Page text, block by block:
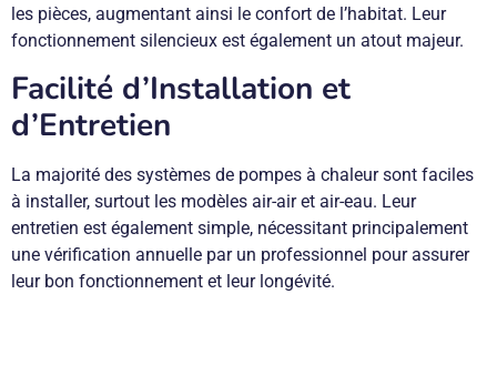
les pièces, augmentant ainsi le confort de l’habitat. Leur
fonctionnement silencieux est également un atout majeur.
Facilité d’Installation et
d’Entretien
La majorité des systèmes de pompes à chaleur sont faciles
à installer, surtout les modèles air-air et air-eau. Leur
entretien est également simple, nécessitant principalement
une vérification annuelle par un professionnel pour assurer
leur bon fonctionnement et leur longévité.